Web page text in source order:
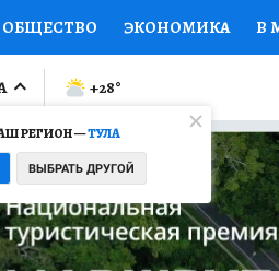
ОБЩЕСТВО ЭКОНОМИКА В
ПРОИСШЕСТВИЯ
МИР СЕМЬЯ
СЕРИАЛЫ
КОЛЛЕКЦИИ КОНКУРСЫ
РЕГИОН —ТУЛА
ВЫБРАТЬ ДРУГОЙ
+28°